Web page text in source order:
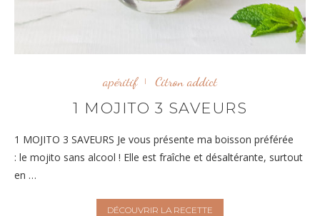
apéritif Citron addict
1 MOJITO 3 SAVEURS
1 MOJITO 3 SAVEURS Je vous présente ma boisson préférée
: le mojito sans alcool ! Elle est fraîche et désaltérante, surtout
en …
DÉCOUVRIR LA RECETTE